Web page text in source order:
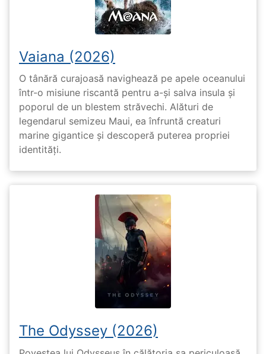
Vaiana (2026)
O tânără curajoasă navighează pe apele oceanului
într-o misiune riscantă pentru a-și salva insula și
poporul de un blestem străvechi. Alături de
legendarul semizeu Maui, ea înfruntă creaturi
marine gigantice și descoperă puterea propriei
identități.
The Odyssey (2026)